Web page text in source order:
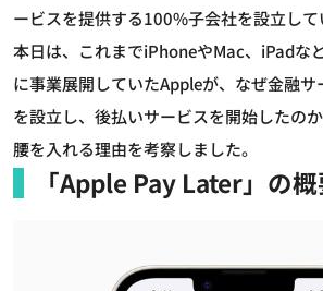
ービスを提供する100%子会社を設立して
本日は、これまでiPhoneやMac、iPadな
に事業展開していたAppleが、なぜ金融
を設立し、後払いサービスを開始したの
腰を入れる理由を考察しました。
「Apple Pay Later」の